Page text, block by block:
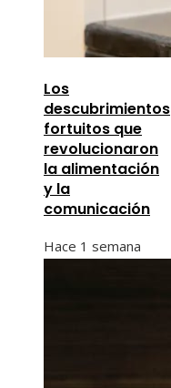
Los
descubrimientos
fortuitos que
revolucionaron
la alimentación
y la
comunicación
Hace 1 semana